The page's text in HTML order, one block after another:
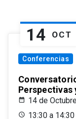
14 OCT
Conferencias
Perspectivas
14 de
13:30 a 14:30